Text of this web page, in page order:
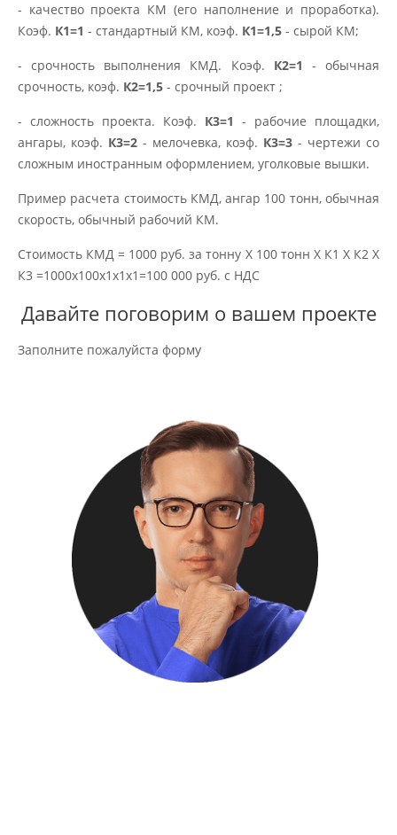
- качество проекта КМ (его наполнение и проработка).
Коэф. К1=1 - стандартный КМ, коэф. К1=1,5 - сырой КМ;
- срочность выполнения КМД. Коэф. К2=1 - обычная
срочность, коэф. К2=1,5 - срочный проект ;
- сложность проекта. Коэф. К3=1 - рабочие площадки,
ангары, коэф. К3=2 - мелочевка, коэф. К3=3 - чертежи со
сложным иностранным оформлением, уголковые вышки.
Пример расчета стоимость КМД, ангар 100 тонн, обычная
скорость, обычный рабочий КМ.
Стоимость КМД = 1000 руб. за тонну Х 100 тонн Х К1 Х К2 Х
К3 =1000х100х1х1х1=100 000 руб. с НДС
Давайте поговорим о вашем проекте
Заполните пожалуйста форму